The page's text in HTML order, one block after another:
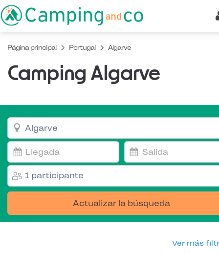
Página principal Portugal Algarve
Camping Algarve
1 participante
Actualizar la búsqueda
Ver más